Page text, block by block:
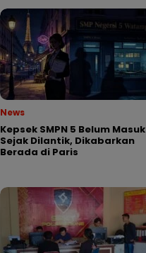
News
Kepsek SMPN 5 Belum Masuk
Sejak Dilantik, Dikabarkan
Berada di Paris